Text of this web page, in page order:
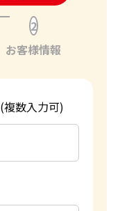
2
お客様情報
(複数入力可)